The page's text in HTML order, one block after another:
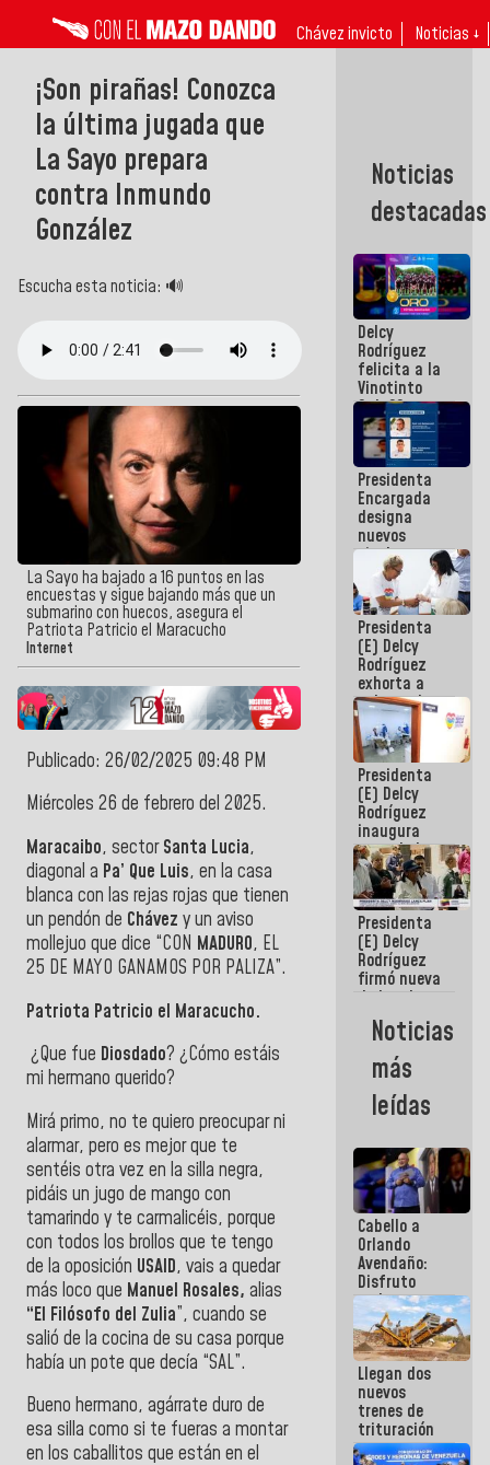
Chávez invicto Noticias ↓
¡Son pirañas! Conozca
la última jugada que
La Sayo prepara
contra Inmundo
González
Escucha esta noticia: 🔊
La Sayo ha bajado a 16 puntos en las
encuestas y sigue bajando más que un
submarino con huecos, asegura el
Patriota Patricio el Maracucho
Internet
Publicado: 26/02/2025 09:48 PM
Miércoles 26 de febrero del 2025.
Maracaibo, sectorSanta Lucia,
diagonal a Pa’ Que Luis, en la casa
blanca con las rejas rojas que tienen
un pendón de Chávez y un aviso
mollejuo que dice “CON MADURO, EL
25 DE MAYO GANAMOS POR PALIZA”.
Patriota Patricio el Maracucho.
¿Que fue Diosdado? ¿Cómo estáis
mi hermano querido?
Mirá primo, no te quiero preocupar ni
alarmar, pero es mejor que te
sentéis otra vez en la silla negra,
pidáis un jugo de mango con
tamarindo y te carmalicéis, porque
con todos los brollos que te tengo
de la oposición USAID, vais a quedar
más loco que Manuel Rosales, alias
“El Filósofo del Zulia”, cuando se
salió de la cocina de su casa porque
había un pote que decía “SAL”.
Bueno hermano, agárrate duro de
esa silla como si te fueras a montar
en los caballitos que están en el
Noticias
destacadas
Delcy
Rodríguez
felicita a la
Vinotinto
Sub 20
campeona
frente
México Sub
23 en los
Centroamericanos
Presidenta
Encargada
designa
nuevos
titulares en
Viceministerio
de Energía
Eléctrica y
CORPOELEC
Presidenta
(E) Delcy
Rodríguez
exhorta a
gobernadores
y alcaldes a
edificar
casas para
abuelos
Presidenta
(E) Delcy
Rodríguez
inaugura
casa de los
Abuelos
Primavera
en Caracas
Presidenta
(E) Delcy
Rodríguez
firmó nueva
de Ley de
Arrendamiento
aprobada
por la AN
Noticias
más
leídas
Cabello a
Orlando
Avendaño:
Disfruto
cada vez
que escribes
porque lo
que haces
es
embarrarla
Llegan dos
nuevos
trenes de
trituración
para